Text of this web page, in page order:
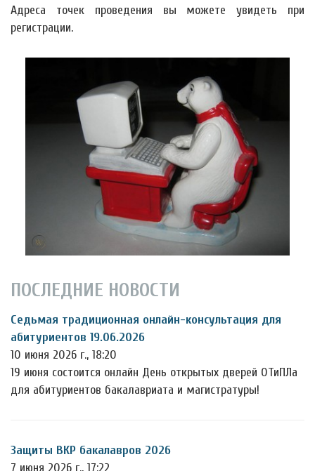
Адреса точек проведения вы можете увидеть при
регистрации.
ПОСЛЕДНИЕ НОВОСТИ
Седьмая традиционная онлайн-консультация для
абитуриентов 19.06.2026
10 июня 2026 г., 18:20
19 июня состоится онлайн День открытых дверей ОТиПЛа
для абитуриентов бакалавриата и магистратуры!
Защиты ВКР бакалавров 2026
7 июня 2026 г., 17:22